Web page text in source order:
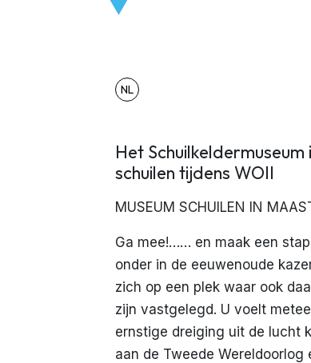
NL
Het
schuilen tijdens WOII
MUSEUM SCHUILEN IN
Ga mee!…… en maak een
onder in de eeuwenoude
zich op een plek waar ook
zijn vastgelegd. U voelt
ernstige dreiging uit de lucht
aan de Tweede Wereldoorlog